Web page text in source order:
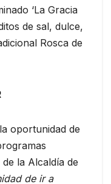
‘La Gracia
de sal, dulce,
Rosca de
oportunidad de
la Alcaldía de
de ir a